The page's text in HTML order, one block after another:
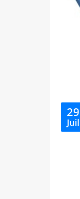
29
Juil